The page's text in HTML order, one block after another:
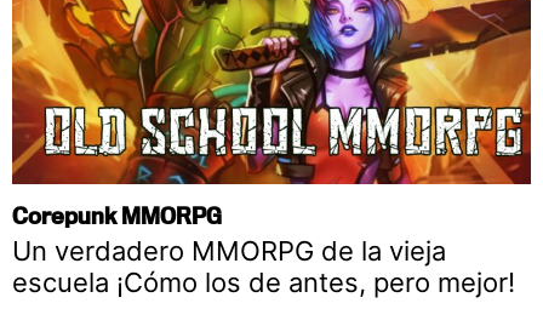
Corepunk MMORPG
Un verdadero MMORPG de la vieja
escuela ¡Cómo los de antes, pero mejor!